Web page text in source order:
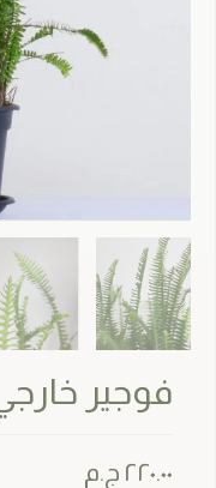
فوجير
٢٢٠.٠٠ ج.م